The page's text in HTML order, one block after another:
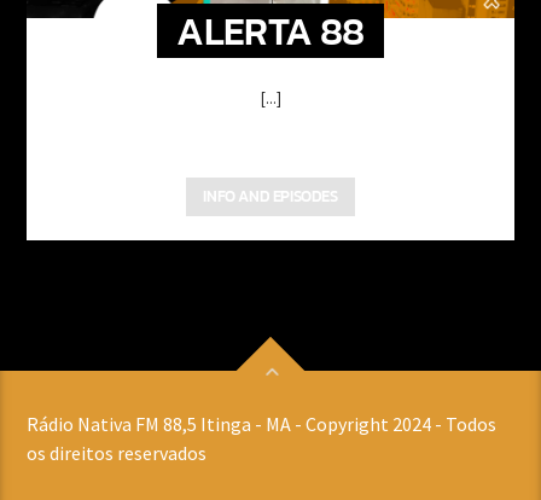
ALERTA 88
[...]
INFO AND EPISODES
Rádio Nativa FM 88,5 Itinga - MA - Copyright 2024 - Todos
os direitos reservados